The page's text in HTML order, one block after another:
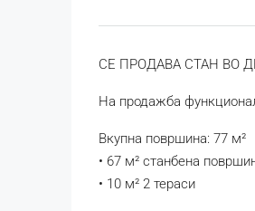
СЕ ПРОДАВА СТАН ВО
На продажба
Вкупна површина: 77 м²
• 67 м² станбена
• 10 м² 2 тераси